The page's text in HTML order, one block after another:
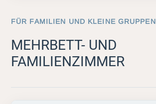
FÜR FAMILIEN UND KLEINE GRUPPEN
MEHRBETT- UND
FAMILIENZIMMER